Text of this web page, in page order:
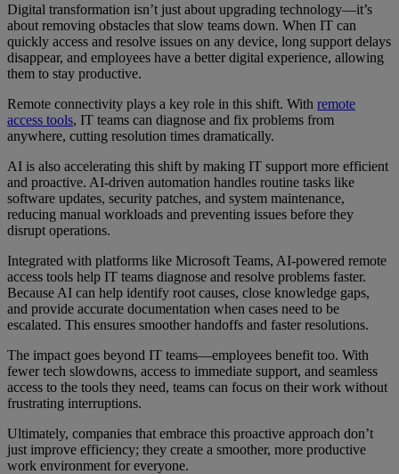
Digital transformation isn’t just about upgrading technology—it’s
about removing obstacles that slow teams down. When IT can
quickly access and resolve issues on any device, long support delays
disappear, and employees have a better digital experience, allowing
them to stay productive.
Remote connectivity plays a key role in this shift. With remote
access tools, IT teams can diagnose and fix problems from
anywhere, cutting resolution times dramatically.
AI is also accelerating this shift by making IT support more efficient
and proactive. AI-driven automation handles routine tasks like
software updates, security patches, and system maintenance,
reducing manual workloads and preventing issues before they
disrupt operations.
Integrated with platforms like Microsoft Teams, AI-powered remote
access tools help IT teams diagnose and resolve problems faster.
Because AI can help identify root causes, close knowledge gaps,
and provide accurate documentation when cases need to be
escalated. This ensures smoother handoffs and faster resolutions.
The impact goes beyond IT teams—employees benefit too. With
fewer tech slowdowns, access to immediate support, and seamless
access to the tools they need, teams can focus on their work without
frustrating interruptions.
Ultimately, companies that embrace this proactive approach don’t
just improve efficiency; they create a smoother, more productive
work environment for everyone.